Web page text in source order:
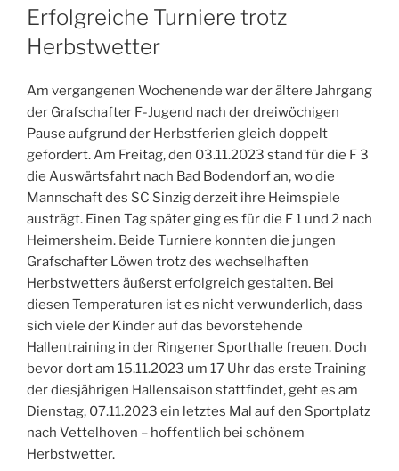
AM
Erfolgreiche Turniere trotz
Herbstwetter
Am vergangenen Wochenende war der ältere Jahrgang
der Grafschafter F-Jugend nach der dreiwöchigen
Pause aufgrund der Herbstferien gleich doppelt
gefordert. Am Freitag, den 03.11.2023 stand für die F 3
die Auswärtsfahrt nach Bad Bodendorf an, wo die
Mannschaft des SC Sinzig derzeit ihre Heimspiele
austrägt. Einen Tag später ging es für die F 1 und 2 nach
Heimersheim. Beide Turniere konnten die jungen
Grafschafter Löwen trotz des wechselhaften
Herbstwetters äußerst erfolgreich gestalten. Bei
diesen Temperaturen ist es nicht verwunderlich, dass
sich viele der Kinder auf das bevorstehende
Hallentraining in der Ringener Sporthalle freuen. Doch
bevor dort am 15.11.2023 um 17 Uhr das erste Training
der diesjährigen Hallensaison stattfindet, geht es am
Dienstag, 07.11.2023 ein letztes Mal auf den Sportplatz
nach Vettelhoven – hoffentlich bei schönem
Herbstwetter.